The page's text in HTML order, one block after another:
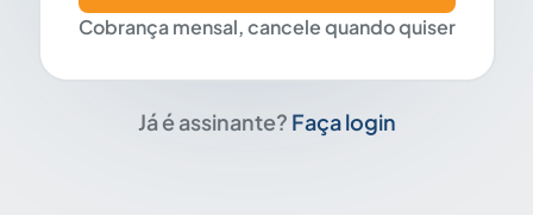
Cobrança mensal, cancele quando quiser
Já é assinante? Faça login